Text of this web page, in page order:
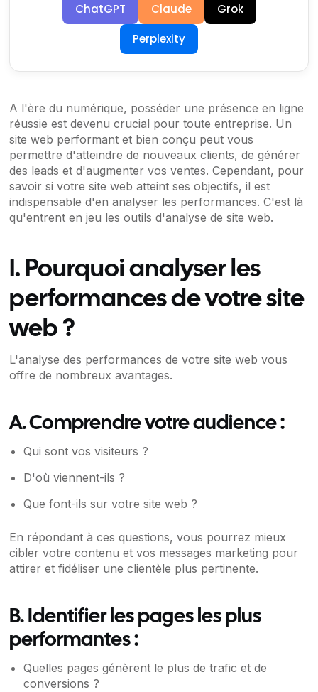
ChatGPT Claude
Grok
Perplexity
A l'ère du numérique, posséder une présence en ligne
réussie est devenu crucial pour toute entreprise. Un
site web performant et bien conçu peut vous
permettre d'atteindre de nouveaux clients, de générer
des leads et d'augmenter vos ventes. Cependant, pour
savoir si votre site web atteint ses objectifs, il est
indispensable d'en analyser les performances. C'est là
qu'entrent en jeu les outils d'analyse de site web.
I. Pourquoi analyser les
performances de votre site
web ?
L'analyse des performances de votre site web vous
offre de nombreux avantages.
A. Comprendre votre audience :
Qui sont vos visiteurs ?
D'où viennent-ils ?
Que font-ils sur votre site web ?
En répondant à ces questions, vous pourrez mieux
cibler votre contenu et vos messages marketing pour
attirer et fidéliser une clientèle plus pertinente.
B. Identifier les pages les plus
performantes :
Quelles pages génèrent le plus de trafic et de
conversions ?